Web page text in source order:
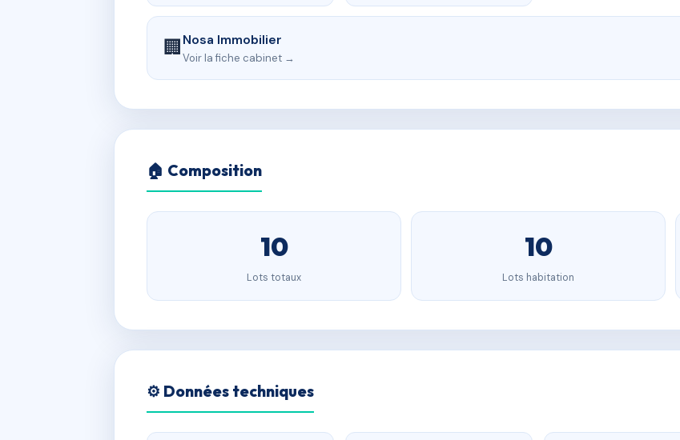
🏢Nosa Immobilier
Voir la fiche cabinet →
🏠 Composition
10
Lots totaux
10
Lots habitation
⚙️ Données techniques